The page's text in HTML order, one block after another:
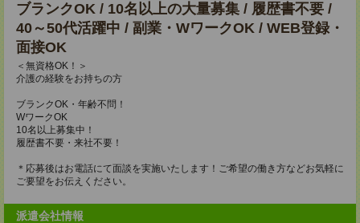
ブランクOK / 10名以上の大量募集 / 履歴書不要 /
40～50代活躍中 / 副業・WワークOK / WEB登録・
面接OK
＜無資格OK！＞
介護の経験をお持ちの方
ブランクOK・年齢不問！
WワークOK
10名以上募集中！
履歴書不要・来社不要！
＊応募後はお電話にて面談を実施いたします！ご希望の働き方などお気軽に
ご要望をお伝えください。
派遣会社情報